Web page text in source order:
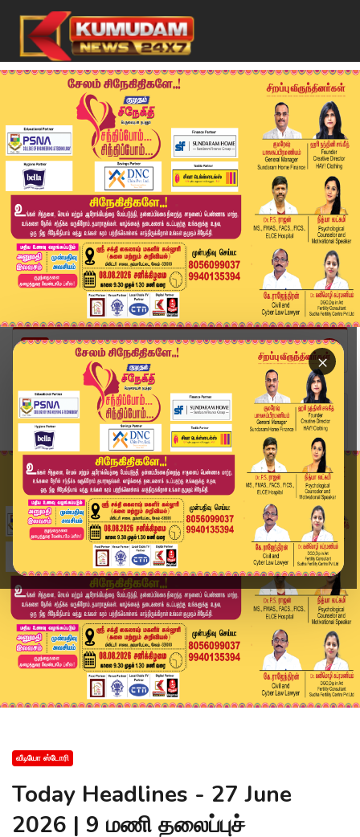
×
Home
வீடியோ ஸ்டோரி
Today Headlines - 27 June 2026 | 9 மணி தலைப்புச...
வீடியோ ஸ்டோரி
Today Headlines - 27 June
2026 | 9 மணி தலைப்புச்